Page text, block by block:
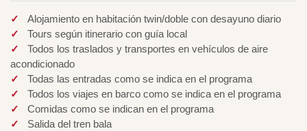
Alojamiento en habitación twin/doble con desayuno diario
Tours según itinerario con guía local
Todos los traslados y transportes en vehículos de aire
acondicionado
Todas las entradas como se indica en el programa
Todos los viajes en barco como se indica en el programa
Comidas como se indican en el programa
Salida del tren bala